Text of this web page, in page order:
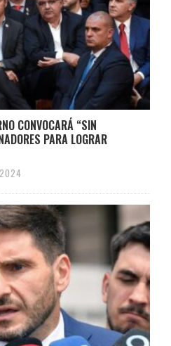
CONVOCARÁ “SIN
PARA LOGRAR